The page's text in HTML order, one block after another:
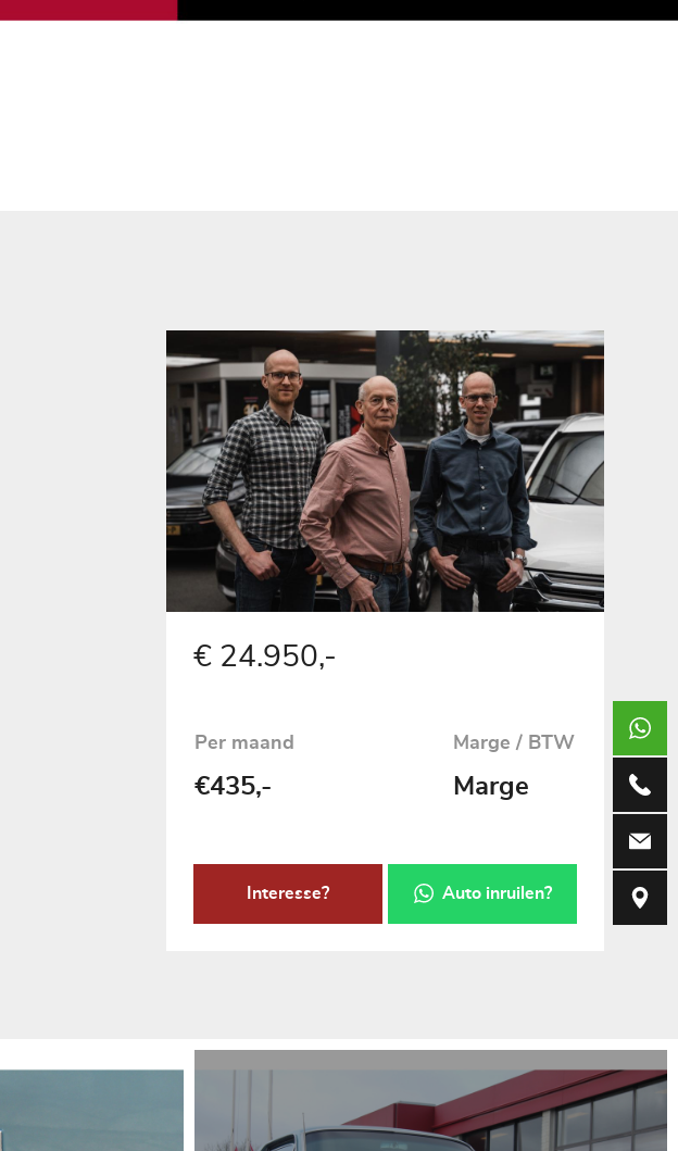
073-
€ 24.950,-
Per maand
€435,-
Marge / BTW
Marge
Interesse? Auto inruilen?